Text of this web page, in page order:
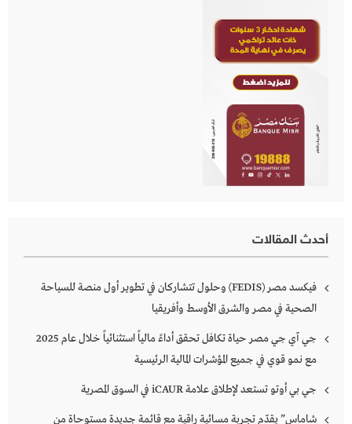
أحدث المقالات
فيكسد مصر (FEDIS) وحلول تتشاركان في تطوير أول منصة للسياحة
الصحية في مصر والشرق الأوسط وأفريقيا
جي آي جي مصر حياة تكافل تحقق أداءً مالياً استثنائياً خلال عام 2025
مع نمو قوي في جميع المؤشرات المالية الرئيسية
جي بي أوتو تستعد لإطلاق علامة iCAUR في السوق المصرية
شاماس” يقدّم تجربة مسائية راقية مع قائمة جديدة مستوحاة من